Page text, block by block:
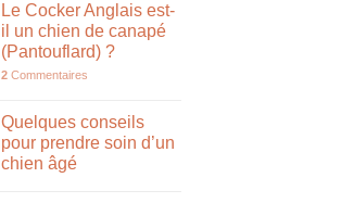
Le Cocker Anglais est-
il un chien de canapé
(Pantouflard) ?
2Commentaires
Quelques conseils
pour prendre soin d’un
chien âgé